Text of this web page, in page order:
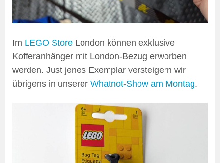
Im LEGO Store London können exklusive
Kofferanhänger mit London-Bezug erworben
werden. Just jenes Exemplar versteigern wir
übrigens in unserer Whatnot-Show am Montag.